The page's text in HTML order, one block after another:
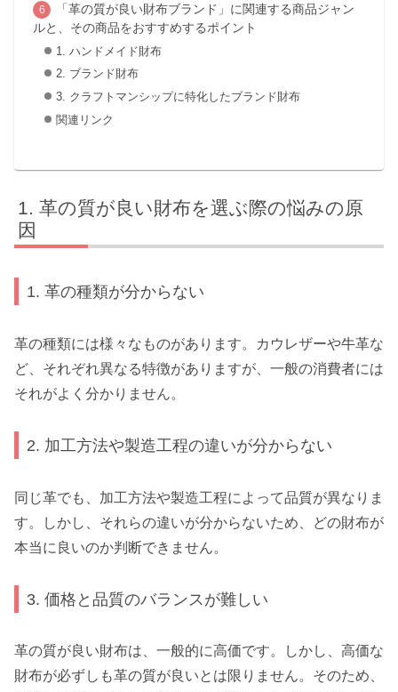
「革の質が良い財布ブランド」に関連する商品ジャン
ルと、その商品をおすすめするポイント
1. ハンドメイド財布
2. ブランド財布
3. クラフトマンシップに特化したブランド財布
関連リンク
革の質が良い財布を選ぶ際の悩みの原
因
1. 革の種類が分からない
革の種類には様々なものがあります。カウレザーや牛革な
ど、それぞれ異なる特徴がありますが、一般の消費者には
それがよく分かりません。
2. 加工方法や製造工程の違いが分からない
同じ革でも、加工方法や製造工程によって品質が異なりま
す。しかし、それらの違いが分からないため、どの財布が
本当に良いのか判断できません。
3. 価格と品質のバランスが難しい
革の質が良い財布は、一般的に高価です。しかし、高価な
財布が必ずしも革の質が良いとは限りません。そのため、